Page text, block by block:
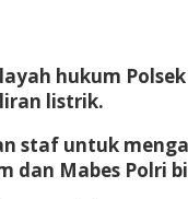
hukum
listrik.
staf untuk
Mabes Polri